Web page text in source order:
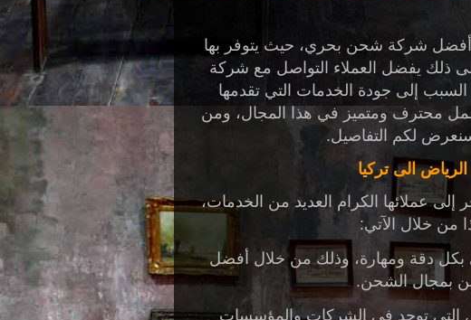
أفضل شركة شحن بحري، حيث يتوفر بها
ذلك يفضل العملاء التواصل مع شركة
إلى جودة الخدمات التي تقدمها
عمل محترف ومتميز في هذا المجال، ومن
سنعرض لكم التفاصيل.
الى تركيا
إلى عملائها الكرام العديد من الخدمات،
خلال الآتي:
بكل دقة ومهارة، وذلك من خلال أفضل
بمجال الشحن.
التي توجد في الشركات والمؤسسات